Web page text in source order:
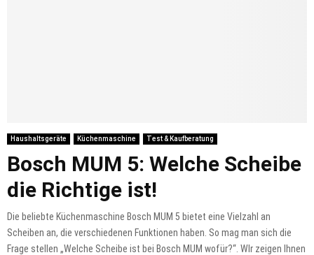
Haushaltsgeräte Küchenmaschine Test & Kaufberatung
Bosch MUM 5: Welche Scheibe
die Richtige ist!
Die beliebte Küchenmaschine Bosch MUM 5 bietet eine Vielzahl an
Scheiben an, die verschiedenen Funktionen haben. So mag man sich die
Frage stellen „Welche Scheibe ist bei Bosch MUM wofür?“. WIr zeigen Ihnen